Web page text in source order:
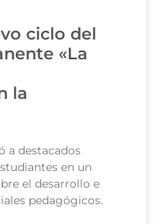
ciclo del
«La
la
a destacados
en un
el desarrollo e
pedagógicos.